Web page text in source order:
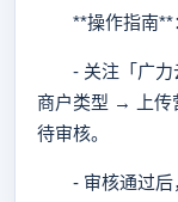
**操作指南**
- 关注「广力
商户类型 → 上
待审核。
- 审核通过后